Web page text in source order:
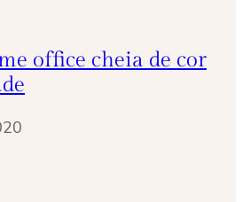
office cheia de cor